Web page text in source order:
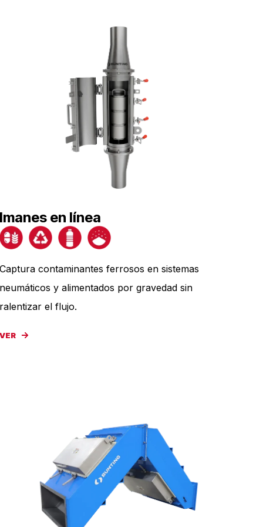
Imanes en línea
Captura contaminantes ferrosos en sistemas
neumáticos y alimentados por gravedad sin
ralentizar el flujo.
VER